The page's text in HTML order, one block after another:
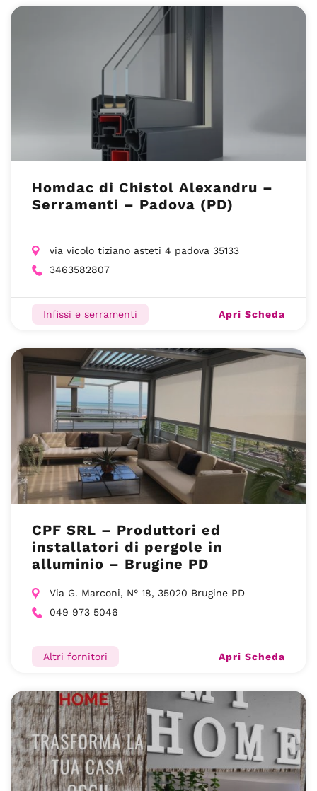
Homdac di Chistol Alexandru –
Serramenti – Padova (PD)
via vicolo tiziano asteti 4 padova 35133
3463582807
Infissi e serramenti Apri Scheda
CPF SRL – Produttori ed
installatori di pergole in
alluminio – Brugine PD
Via G. Marconi, N° 18, 35020 Brugine PD
049 973 5046
Altri fornitori Apri Scheda